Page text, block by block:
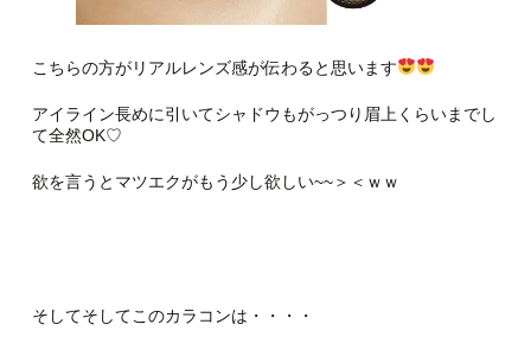
こちらの方がリアルレンズ感が伝わると思います
アイライン長めに引いてシャドウもがっつり眉上くらいまでし
て全然OK♡
欲を言うとマツエクがもう少し欲しい~~＞＜ｗｗ
そしてそしてこのカラコンは・・・・